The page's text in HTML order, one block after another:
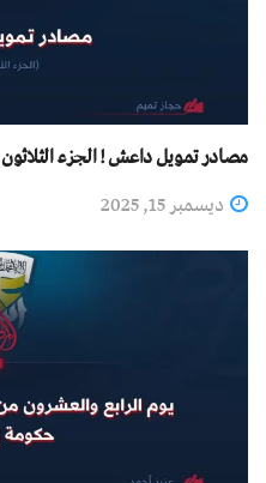
مصادر تمويل داعش ! الجزء الثلاثون
ديسمبر 15, 2025